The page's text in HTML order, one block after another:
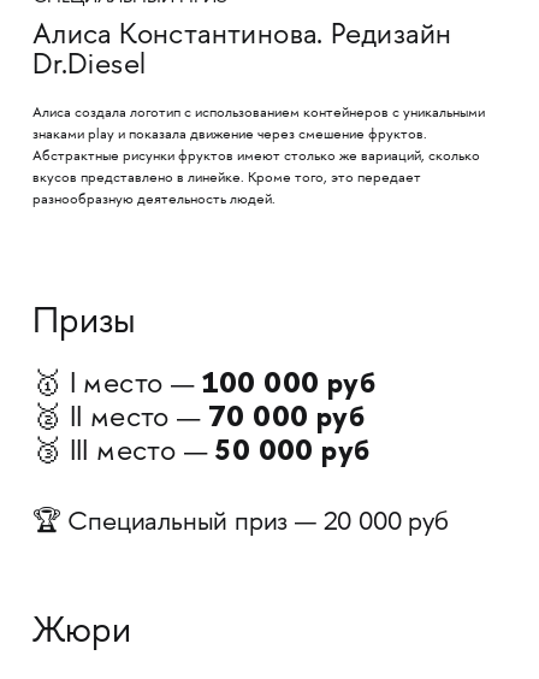
Алиса Константинова. Редизайн
Dr.Diesel
Алиса создала логотип с использованием контейнеров с уникальными
знаками play и показала движение через смешение фруктов.
Абстрактные рисунки фруктов имеют столько же вариаций, сколько
вкусов представлено в линейке. Кроме того, это передает
разнообразную деятельность людей.
Призы
🥇 I место — 100 000 руб
🥈 II место — 70 000 руб
🥉 III место — 50 000 руб
🏆 Специальный приз — 20 000 руб
Жюри